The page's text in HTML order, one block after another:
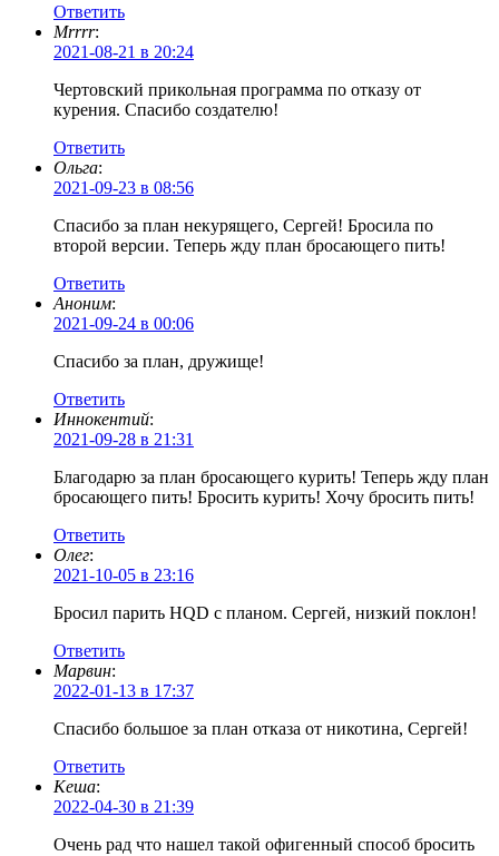
Ответить
Mrrrr:
2021-08-21 в 20:24
Чертовский прикольная программа по отказу от
курения. Спасибо создателю!
Ответить
Ольга:
2021-09-23 в 08:56
Спасибо за план некурящего, Сергей! Бросила по
второй версии. Теперь жду план бросающего пить!
Ответить
Аноним:
2021-09-24 в 00:06
Спасибо за план, дружище!
Ответить
Иннокентий:
2021-09-28 в 21:31
Благодарю за план бросающего курить! Теперь жду план
бросающего пить! Бросить курить! Хочу бросить пить!
Ответить
Олег:
2021-10-05 в 23:16
Бросил парить HQD с планом. Сергей, низкий поклон!
Ответить
Марвин:
2022-01-13 в 17:37
Спасибо большое за план отказа от никотина, Сергей!
Ответить
Кеша:
2022-04-30 в 21:39
Очень рад что нашел такой офигенный способ бросить